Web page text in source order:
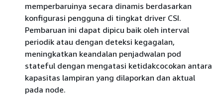
memperbaruinya secara dinamis berdasarkan
konfigurasi pengguna di tingkat driver CSI.
Pembaruan ini dapat dipicu baik oleh interval
periodik atau dengan deteksi kegagalan,
meningkatkan keandalan penjadwalan pod
stateful dengan mengatasi ketidakcocokan antara
kapasitas lampiran yang dilaporkan dan aktual
pada node.